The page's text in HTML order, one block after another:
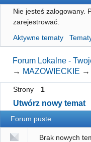
Główna
Użytkownicy
Rejestracja
Logowanie
Nie jesteś zalogowany.
zarejestrować.
Aktywne tematy
Forum Lokalne -
→ MAZOWIECKIE →
Strony 1
Utwórz nowy temat
Forum puste
Brak nowych